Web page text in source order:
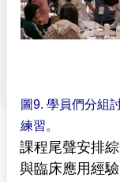
圖9. 學員們分組
練習。
課程尾聲安排
與臨床應用經